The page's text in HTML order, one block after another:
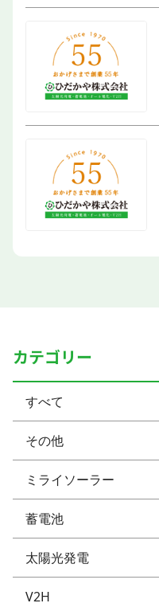
カテゴリー
すべて
その他
ミライソーラー
蓄電池
太陽光発電
V2H